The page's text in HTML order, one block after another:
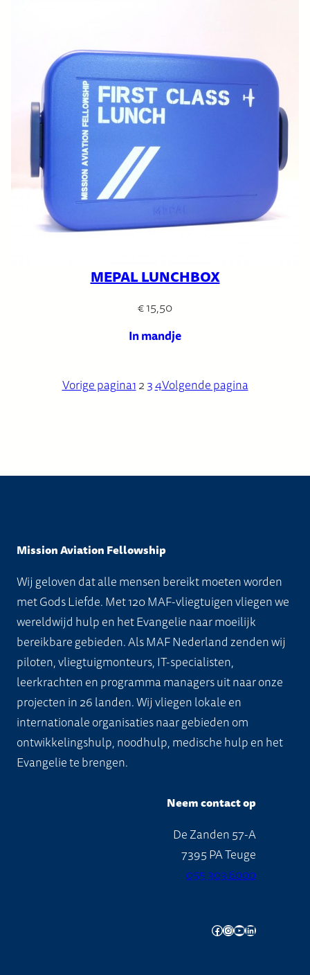
MEPAL LUNCHBOX
€15,50
In mandje
Vorige pagina1 2 34Volgende pagina
Mission Aviation Fellowship
Wij geloven dat alle mensen bereikt moeten worden
met Gods Liefde. Met 120 MAF-vliegtuigen vliegen we
wereldwijd hulp en het Evangelie naar moeilijk
bereikbare gebieden. Als MAF Nederland zenden wij
piloten, vliegtuigmonteurs, IT-specialisten,
leerkrachten en programma managers uit naar onze
projecten in 26 landen. Wij vliegen lokale en
internationale organisaties naar gebieden om
ontwikkelingshulp, noodhulp, medische hulp en het
Evangelie te brengen.
Neem contact op
De Zanden 57-A
7395 PA Teuge
055 303 6000
Facebook InstagramYouTube LinkedIn